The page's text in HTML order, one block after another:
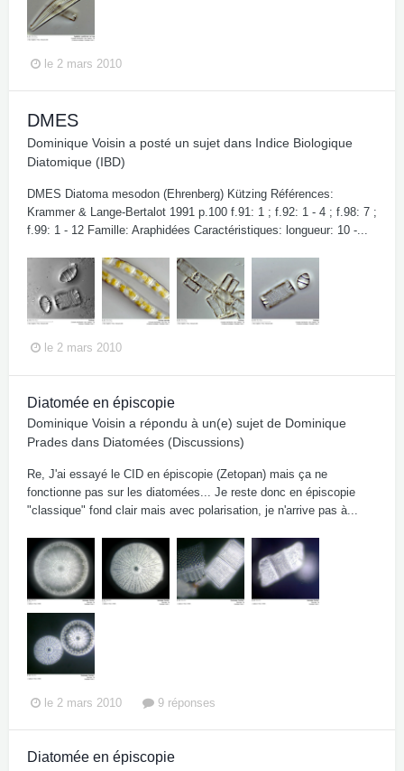
le 2 mars 2010
DMES
Dominique Voisin a posté un sujet dans Indice Biologique
Diatomique (IBD)
DMES Diatoma mesodon (Ehrenberg) Kützing Références:
Krammer & Lange-Bertalot 1991 p.100 f.91: 1 ; f.92: 1 - 4 ; f.98: 7 ;
f.99: 1 - 12 Famille: Araphidées Caractéristiques: longueur: 10 -...
le 2 mars 2010
Diatomée en épiscopie
Dominique Voisin a répondu à un(e) sujet de Dominique
Prades dans Diatomées (Discussions)
Re, J'ai essayé le CID en épiscopie (Zetopan) mais ça ne
fonctionne pas sur les diatomées... Je reste donc en épiscopie
"classique" fond clair mais avec polarisation, je n'arrive pas à...
le 2 mars 2010 9 réponses
Diatomée en épiscopie